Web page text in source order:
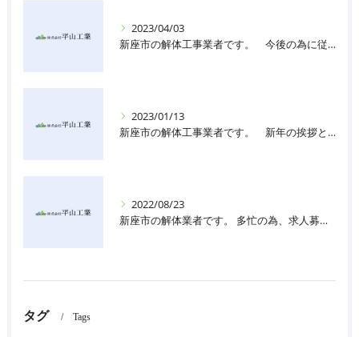
2023/04/03
新座市の解体工事業者です。 今後の為に従業員を募集しております。
2023/01/13
新座市の解体工事業者です。 新年の挨拶と共に、今後の為に従業員を募集しております。
2022/08/23
新座市の解体業者です。 多忙の為、求人募集しています。
タグ Tags